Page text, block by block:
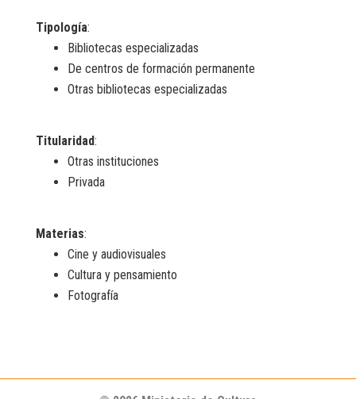
Tipología:
Bibliotecas especializadas
De centros de formación permanente
Otras bibliotecas especializadas
Titularidad:
Otras instituciones
Privada
Materias:
Cine y audiovisuales
Cultura y pensamiento
Fotografía